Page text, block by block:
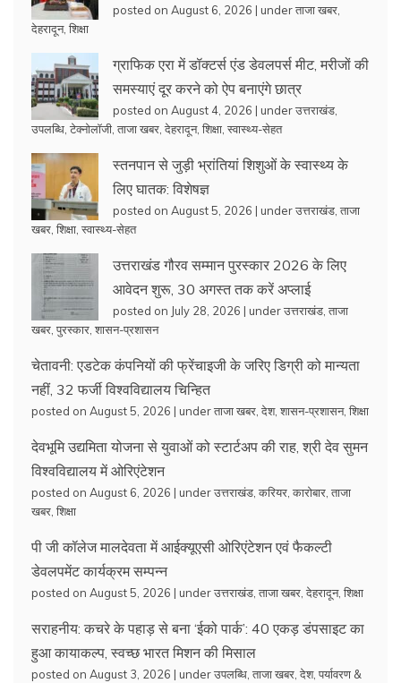
posted on August 6, 2026 | underताजा खबर
देहरादून, शिक्षा
ग्राफिक एरा में डॉक्टर्स एंड डेवलपर्स मीट, मरीजों की
समस्याएं दूर करने को ऐप बनाएंगे छात्र
posted on August 4, 2026 | underउत्तराखंड
उपलब्धि टेक्नोलॉजी ताजा खबर देहरादून, शिक्षा स्वास्थ्य-सेहत
स्तनपान से जुड़ी भ्रांतियां शिशुओं के स्वास्थ्य के
लिए घातक: विशेषज्ञ
posted on August 5, 2026 | underउत्तराखंड ताजा
खबर शिक्षा स्वास्थ्य-सेहत
उत्तराखंड गौरव सम्मान पुरस्कार 2026 के लिए
आवेदन शुरू, 30 अगस्त तक करें अप्लाई
posted on July 28, 2026 | underउत्तराखंड ताजा
खबर पुरस्कार शासन-प्रशासन
चेतावनी: एडटेक कंपनियों की फ्रेंचाइजी के जरिए डिग्री को मान्यता
नहीं, 32 फर्जी विश्वविद्यालय चिन्हित
posted on August 5, 2026 | underताजा खबर देश, शासन-प्रशासन, शिक्षा
देवभूमि उद्यमिता योजना से युवाओं को स्टार्टअप की राह, श्री देव सुमन
विश्वविद्यालय में ओरिएंटेशन
posted on August 6, 2026 | underउत्तराखंड करियर कारोबार ताजा
खबर शिक्षा
पी जी कॉलेज मालदेवता में आईक्यूएसी ओरिएंटेशन एवं फैकल्टी
डेवलपमेंट कार्यक्रम सम्पन्न
posted on August 5, 2026 | underउत्तराखंड ताजा खबर देहरादून, शिक्षा
सराहनीय: कचरे के पहाड़ से बना ‘ईको पार्क’: 40 एकड़ डंपसाइट का
हुआ कायाकल्प, स्वच्छ भारत मिशन की मिसाल
posted on August 3, 2026 | underउपलब्धि ताजा खबर देश, पर्यावरण &